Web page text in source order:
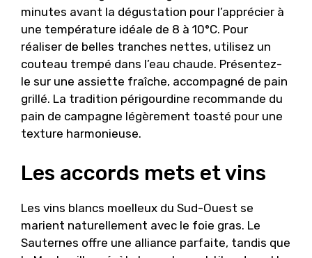
minutes avant la dégustation pour l’apprécier à
une température idéale de 8 à 10°C. Pour
réaliser de belles tranches nettes, utilisez un
couteau trempé dans l’eau chaude. Présentez-
le sur une assiette fraîche, accompagné de pain
grillé. La tradition périgourdine recommande du
pain de campagne légèrement toasté pour une
texture harmonieuse.
Les accords mets et vins
Les vins blancs moelleux du Sud-Ouest se
marient naturellement avec le foie gras. Le
Sauternes offre une alliance parfaite, tandis que